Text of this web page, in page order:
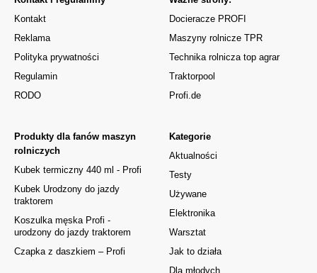
Kontakt
Reklama
Polityka prywatności
Regulamin
RODO
Kategorie
Aktualności
Testy
Używane
Elektronika
Warsztat
Jak to działa
Dla młodych
Produkty dla fanów maszyn
rolniczych
Kubek termiczny 440 ml - Profi
Kubek Urodzony do jazdy
traktorem
Koszulka męska Profi -
urodzony do jazdy traktorem
Czapka z daszkiem – Profi
Docieracze PROFI
Maszyny rolnicze TPR
Technika rolnicza top agrar
Traktorpool
Profi.de